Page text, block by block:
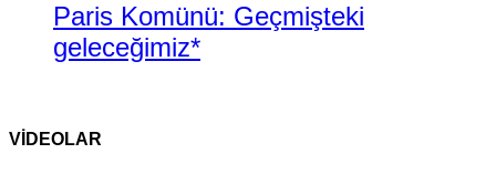
Paris Komünü: Geçmişteki
geleceğimiz*
VİDEOLAR